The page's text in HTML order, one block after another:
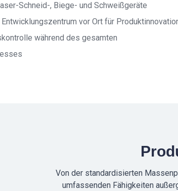
Schneid-, Biege- und Schweißgeräte
vor Ort für
während des gesamten
Von der standardisierten
umfassenden Fähigkeiten